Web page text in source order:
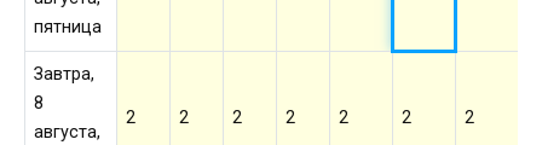
пятница
Завтра,
8
августа,
2 2 2 2 2 2 2